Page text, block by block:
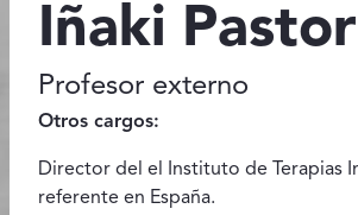
Iñaki
Profesor externo
Otros cargos:
Director del el Instituto de Terapias
referente en España.